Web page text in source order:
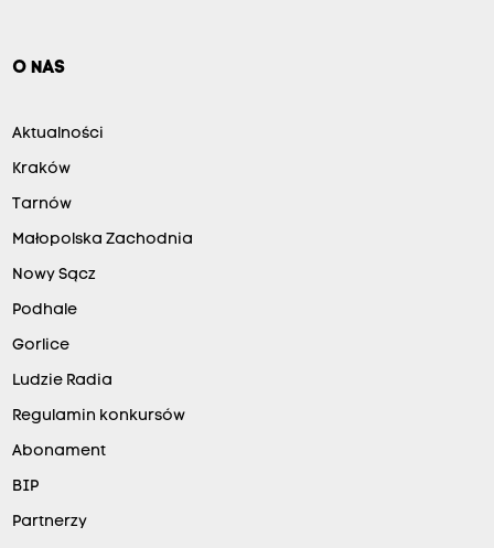
O NAS
Aktualności
Kraków
Tarnów
Małopolska Zachodnia
Nowy Sącz
Podhale
Gorlice
Ludzie Radia
Regulamin konkursów
Abonament
BIP
Partnerzy